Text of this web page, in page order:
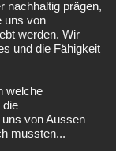
nachhaltig prägen,
uns von
werden. Wir
und die Fähigkeit
welche
die
von Aussen
mussten...